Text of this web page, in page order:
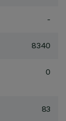
-
8340
0
83